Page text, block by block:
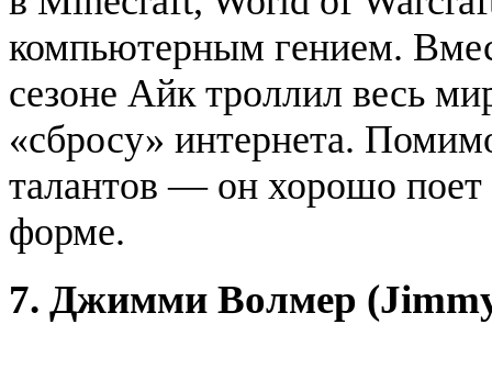
компьютерным гением.
сезоне Айк троллил весь
«сбросу» интернета.
талантов — он хорошо поет
форме.
7. Джимми Волмер